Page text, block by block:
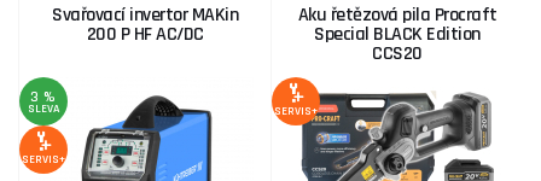
Svařovací invertor MAKin
200 P HF AC/DC
3 %
SLEVA
SERVIS+
Aku řetězová pila Procraft
Special BLACK Edition
CCS20
SERVIS+